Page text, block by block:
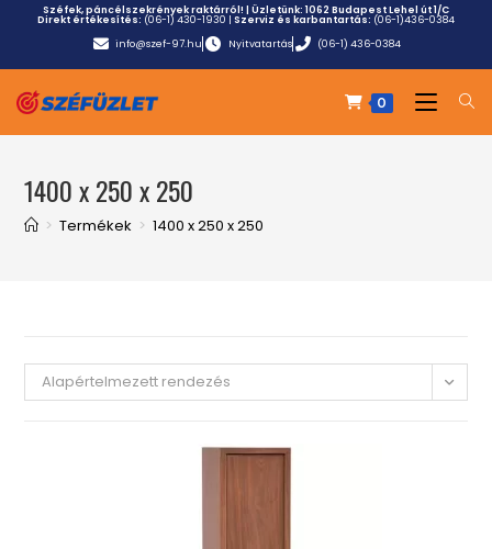
Széfek, páncélszekrények raktárról! | Üzletünk:1062 Budapest Lehel út 1/C
Direkt értékesítés: (06-1) 430-1930 | Szerviz és karbantartás: (06-1)436-0384
info@szef-97.hu
Nyitvatartás (06-1) 436-0384
0
1400 x 250 x 250
> Termékek > 1400 x 250 x 250
Alapértelmezett rendezés